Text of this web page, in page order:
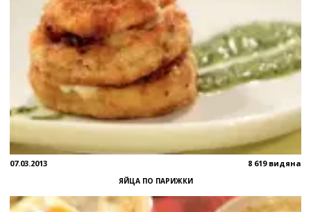
07.03.2013 8 619 видяна
ЯЙЦА ПО ПАРИЖКИ